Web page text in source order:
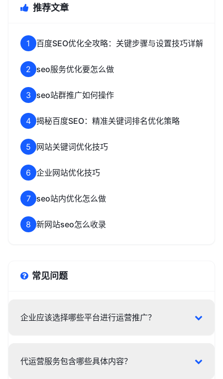
推荐文章
1 百度SEO优化全攻略：关键步骤与设置技巧详解
2 seo服务优化要怎么做
3 seo站群推广如何操作
4 揭秘百度SEO：精准关键词排名优化策略
5 网站关键词优化技巧
6 企业网站优化技巧
7 seo站内优化怎么做
8 新网站seo怎么收录
常见问题
企业应该选择哪些平台进行运营推广？
代运营服务包含哪些具体内容？